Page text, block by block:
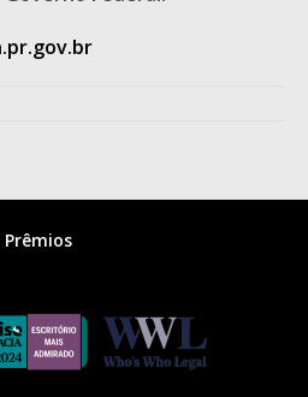
Prêmios